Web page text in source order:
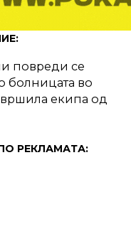
повреди се
болницата во
екипа од
РЕКЛАМАТА: